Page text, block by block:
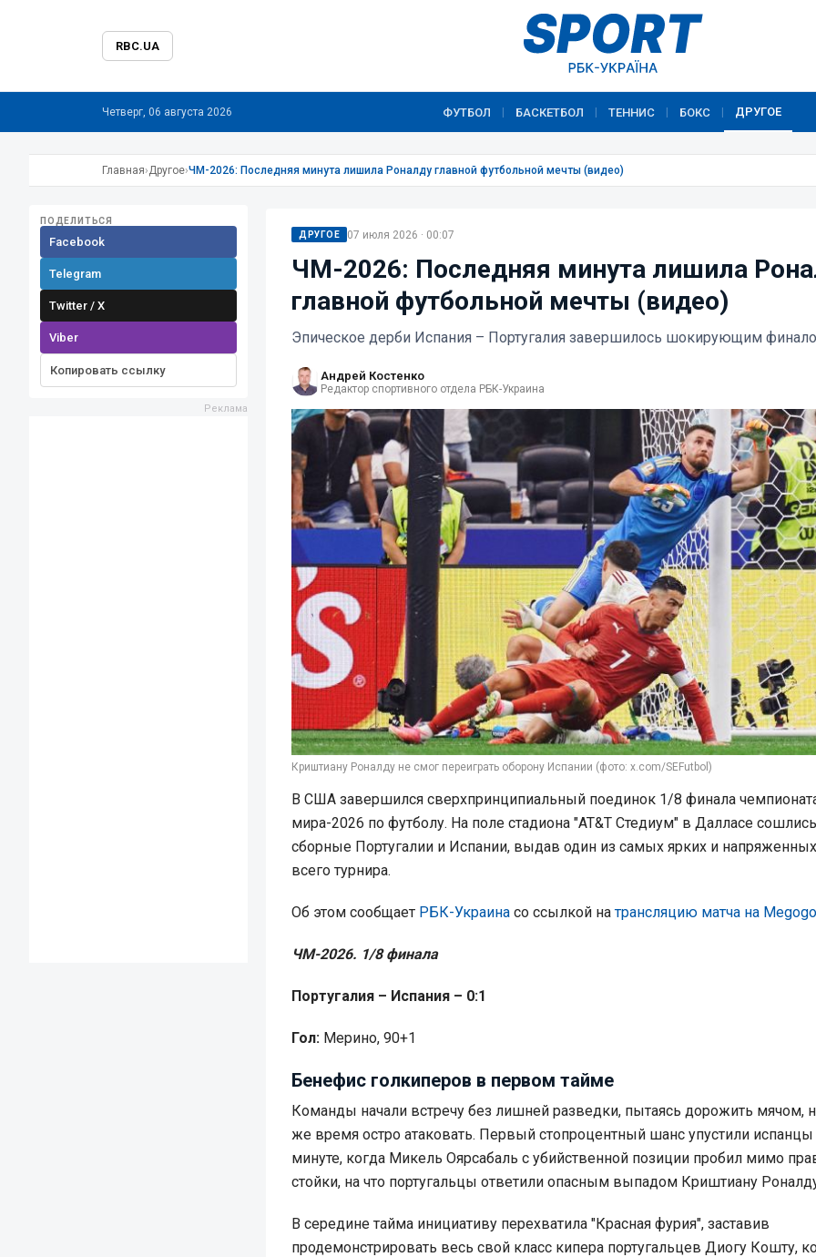
RBC.UA
Четверг, 06 августа 2026 ФУТБОЛ БАСКЕТБОЛ ТЕННИС БОКС ДРУГОЕ
Главная›Другое›ЧМ-2026: Последняя минута лишила Роналду главной футбольной мечты (видео)
ПОДЕЛИТЬСЯ
Facebook
Telegram
Twitter / X
Viber
Копировать ссылку
ДРУГОЕ 07 июля 2026 · 00:07
ЧМ-2026: Последняя минута лишила
главной футбольной мечты (видео)
Эпическое дерби Испания – Португалия завершилось шокирующим
Андрей Костенко
Редактор спортивного отдела РБК-Украина
Криштиану Роналду не смог переиграть оборону Испании (фото: x.com/SEFutbol)
В США завершился сверхпринципиальный поединок 1/8 финала
мира-2026 по футболу. На поле стадиона "AT&T Стедиум" в Далласе сошлись
сборные Португалии и Испании, выдав один из самых ярких и
всего турнира.
Об этом сообщает РБК-Украина со ссылкой натрансляцию матча на Megogo
ЧМ-2026. 1/8 финала
Португалия – Испания – 0:1
Гол: Мерино, 90+1
Бенефис голкиперов в первом тайме
Команды начали встречу без лишней разведки, пытаясь дорожить мячом,
же время остро атаковать. Первый стопроцентный шанс упустили испанцы
минуте, когда Микель Оярсабаль с убийственной позиции пробил мимо
стойки, на что португальцы ответили опасным выпадом Криштиану
В середине тайма инициативу перехватила "Красная фурия", заставив
продемонстрировать весь свой класс кипера португальцев Диогу Кошту,